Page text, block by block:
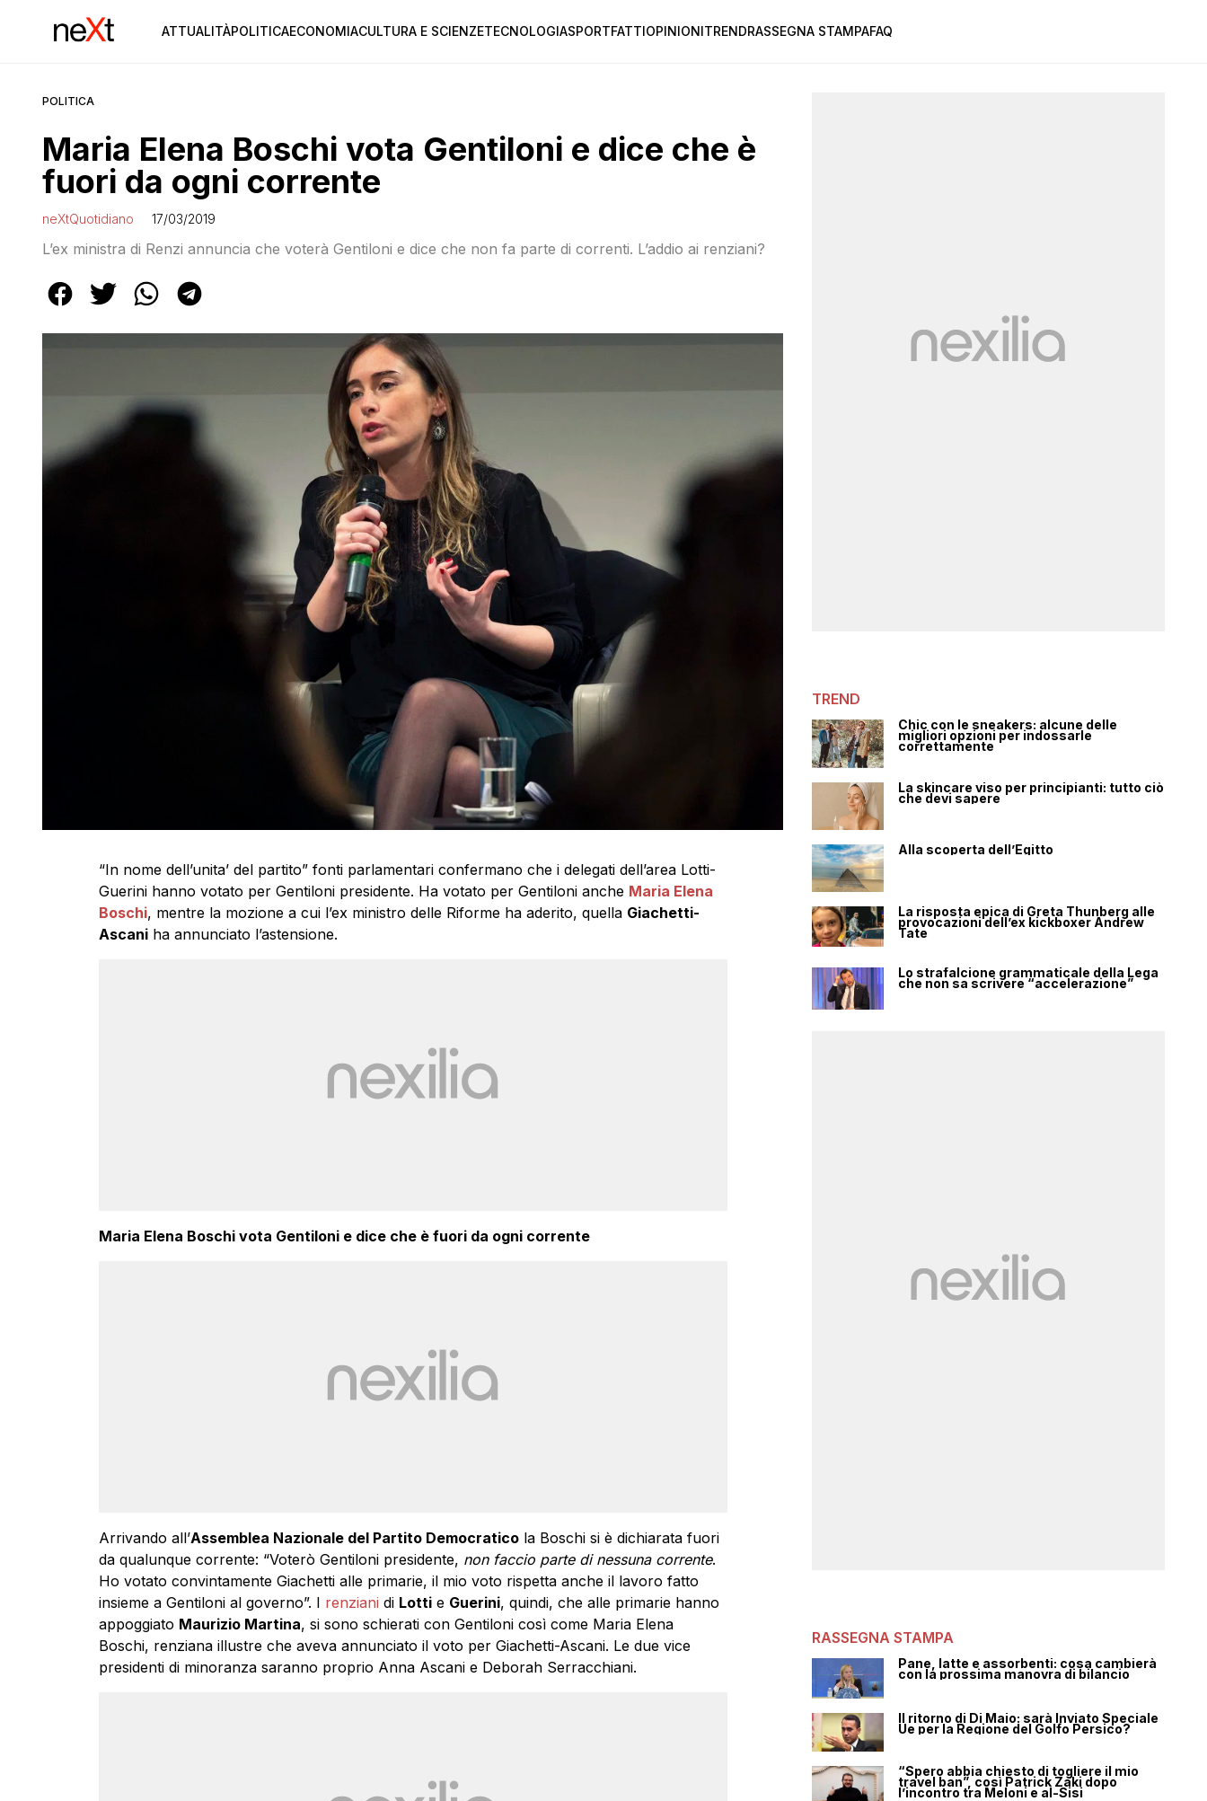
ATTUALITÀPOLITICAECONOMIACULTURA E SCIENZETECNOLOGIASPORTFATTIOPINIONITRENDRASSEGNA STAMPAFAQ
POLITICA
Maria Elena Boschi vota Gentiloni e dice che è
fuori da ogni corrente
neXtQuotidiano 17/03/2019
L’ex ministra di Renzi annuncia che voterà Gentiloni e dice che non fa parte di correnti. L’addio ai renziani?
“In nome dell’unita’ del partito” fonti parlamentari confermano che i delegati dell’area Lotti-
Guerini hanno votato per Gentiloni presidente. Ha votato per Gentiloni anche Maria Elena
Boschi, mentre la mozione a cui l’ex ministro delle Riforme ha aderito, quella Giachetti-
Ascaniha annunciato l’astensione.
Maria Elena Boschi vota Gentiloni e dice che è fuori da ogni corrente
Arrivando all’Assemblea Nazionale del Partito Democraticola Boschi si è dichiarata fuori
da qualunque corrente: “Voterò Gentiloni presidente, non faccio parte di nessuna corrente.
Ho votato convintamente Giachetti alle primarie, il mio voto rispetta anche il lavoro fatto
insieme a Gentiloni al governo”. I renziani di Lottie Guerini, quindi, che alle primarie hanno
appoggiato Maurizio Martina, si sono schierati con Gentiloni così come Maria Elena
Boschi, renziana illustre che aveva annunciato il voto per Giachetti-Ascani. Le due vice
presidenti di minoranza saranno proprio Anna Ascani e Deborah Serracchiani.
TREND
Chic con le sneakers: alcune delle
migliori opzioni per indossarle
correttamente
La skincare viso per principianti: tutto ciò
che devi sapere
Alla scoperta dell’Egitto
La risposta epica di Greta Thunberg alle
provocazioni dell’ex kickboxer Andrew
Tate
Lo strafalcione grammaticale della Lega
che non sa scrivere “accelerazione”
RASSEGNA STAMPA
Pane, latte e assorbenti: cosa cambierà
con la prossima manovra di bilancio
Il ritorno di Di Maio: sarà Inviato Speciale
Ue per la Regione del Golfo Persico?
“Spero abbia chiesto di togliere il mio
travel ban”, così Patrick Zaki dopo
l’incontro tra Meloni e al-Sisi